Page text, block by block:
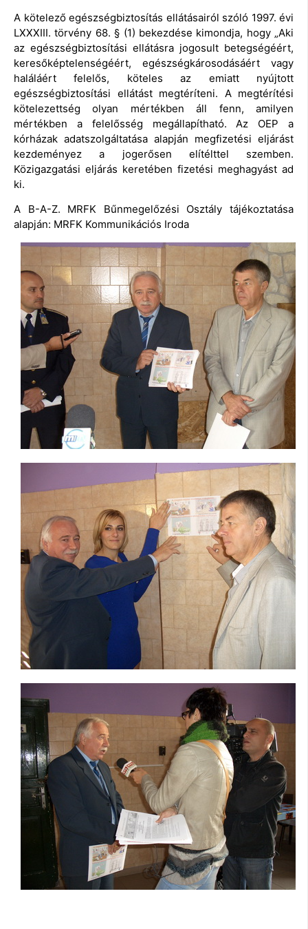
A kötelező egészségbiztosítás ellátásairól szóló 1997. évi
LXXXIII. törvény 68. § (1) bekezdése kimondja, hogy „Aki
az egészségbiztosítási ellátásra jogosult betegségéért,
keresőképtelenségéért, egészségkárosodásáért vagy
haláláért felelős, köteles az emiatt nyújtott
egészségbiztosítási ellátást megtéríteni. A megtérítési
kötelezettség olyan mértékben áll fenn, amilyen
mértékben a felelősség megállapítható. Az OEP a
kórházak adatszolgáltatása alapján megfizetési eljárást
kezdeményez a jogerősen elítélttel szemben.
Közigazgatási eljárás keretében fizetési meghagyást ad
ki.
A B-A-Z. MRFK Bűnmegelőzési Osztály tájékoztatása
alapján: MRFK Kommunikációs Iroda